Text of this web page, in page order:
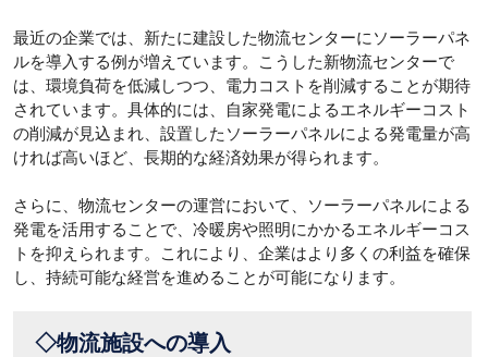
最近の企業では、新たに建設した物流センターにソーラーパネ
ルを導入する例が増えています。こうした新物流センターで
は、環境負荷を低減しつつ、電力コストを削減することが期待
されています。具体的には、自家発電によるエネルギーコスト
の削減が見込まれ、設置したソーラーパネルによる発電量が高
ければ高いほど、長期的な経済効果が得られます。
さらに、物流センターの運営において、ソーラーパネルによる
発電を活用することで、冷暖房や照明にかかるエネルギーコス
トを抑えられます。これにより、企業はより多くの利益を確保
し、持続可能な経営を進めることが可能になります。
◇物流施設への導入